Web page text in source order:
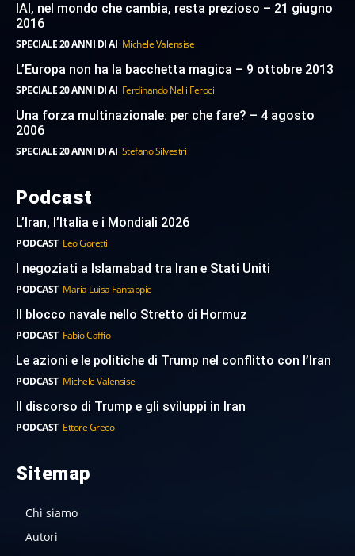
IAI, nel mondo che cambia, resta prezioso – 21 giugno
2016
SPECIALE 20 ANNI DI AI Michele Valensise
L’Europa non ha la bacchetta magica – 9 ottobre 2013
SPECIALE 20 ANNI DI AI Ferdinando Nelli Feroci
Una forza multinazionale: per che fare? – 4 agosto
2006
SPECIALE 20 ANNI DI AI Stefano Silvestri
Podcast
L’Iran, l’Italia e i Mondiali 2026
PODCAST Leo Goretti
I negoziati a Islamabad tra Iran e Stati Uniti
PODCAST Maria Luisa Fantappie
Il blocco navale nello Stretto di Hormuz
PODCAST Fabio Caffio
Le azioni e le politiche di Trump nel conflitto con l’Iran
PODCAST Michele Valensise
Il discorso di Trump e gli sviluppi in Iran
PODCAST Ettore Greco
Sitemap
Chi siamo
Autori